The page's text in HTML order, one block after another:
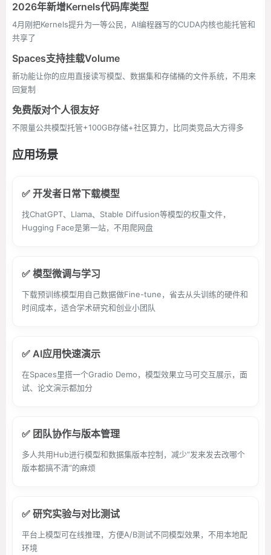
2026年新增Kernels代码库类型
4月刚把Kernels提升为一等公民，AI编程器写的CUDA内核也能托管和
共享了
Spaces支持挂载Volume
新功能让你的应用直接读写模型、数据集和存储桶的文件系统，不用来
回复制
免费版对个人很友好
不限量公共模型托管+100GB存储+社区算力，比同类竞品大方得多
应用场景
✅ 开发者日常下载模型
找ChatGPT、Llama、Stable Diffusion等模型的权重文件，
Hugging Face是第一站，不用爬网盘
✅ 模型微调与学习
下载预训练模型用自己数据做Fine-tune，省去从头训练的硬件和
时间成本，适合学术研究和创业小团队
✅ AI应用快速演示
在Spaces里搭一个Gradio Demo，模型效果立马可交互展示，面
试、论文演示都加分
✅ 团队协作与版本管理
多人共用Hub进行模型和数据集版本控制，减少“发来发去改哪个
版本都搞不清”的麻烦
✅ 研究实验与对比测试
平台上模型可在线推理，方便A/B测试不同模型效果，不用本地配
环境